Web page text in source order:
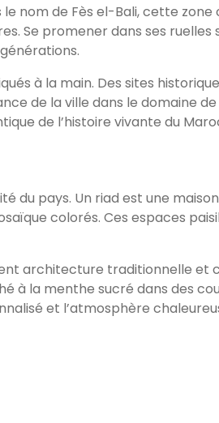
nom de Fès el-Bali, cette
Se promener dans ses ruelles
à la main. Des sites
de la ville dans le domaine
de l’histoire vivante du
du pays. Un riad est une
colorés. Ces espaces
architecture traditionnelle et
à la menthe sucré dans des
et l’atmosphère